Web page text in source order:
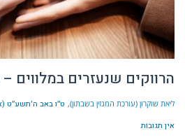
הרווקים שנעזרים במלווים
ליאת שוקרון (עורכת המגזין בשבתון) ט״ו באב ה׳תשע״ט (אוגוסט
אין תגובות